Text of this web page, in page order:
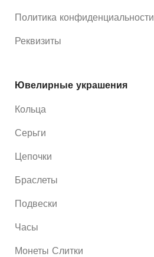
Политика конфиденциальности
Реквизиты
Ювелирные украшения
Кольца
Серьги
Цепочки
Браслеты
Подвески
Часы
Монеты Слитки